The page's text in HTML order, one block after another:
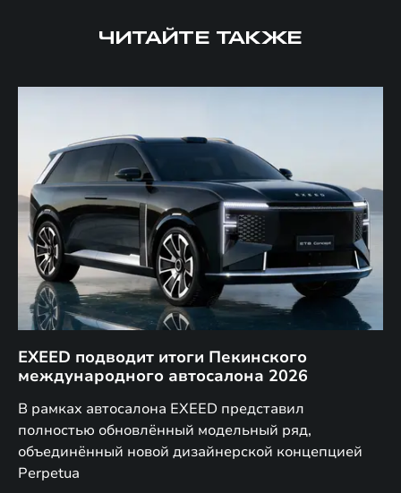
ЧИТАЙТЕ ТАКЖЕ
EXEED подводит итоги Пекинского
международного автосалона 2026
В рамках автосалона EXEED представил
полностью обновлённый модельный ряд,
объединённый новой дизайнерской концепцией
Perpetua